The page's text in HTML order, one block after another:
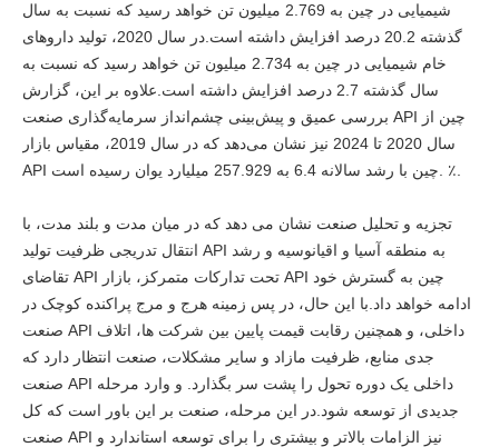
شیمیایی در چین به 2.769 میلیون تن خواهد رسید که نسبت به سال
گذشته 20.2 درصد افزایش داشته است.در سال 2020، تولید داروهای
خام شیمیایی در چین به 2.734 میلیون تن خواهد رسید که نسبت به
سال گذشته 2.7 درصد افزایش داشته است.علاوه بر این، گزارش
بررسی عمیق و پیش‌بینی چشم‌انداز سرمایه‌گذاری صنعت API چین از
سال 2020 تا 2024 نیز نشان می‌دهد که در سال 2019، مقیاس بازار
API چین با رشد سالانه 6.4 به 257.929 میلیارد یوان رسیده است. ٪.
تجزیه و تحلیل صنعت نشان می دهد که در میان مدت و بلند مدت، با
انتقال تدریجی ظرفیت تولید API به منطقه آسیا و اقیانوسیه و رشد
تقاضای API تحت تدارکات متمرکز، بازار API چین به گسترش خود
ادامه خواهد داد.با این حال، در پس زمینه هرج و مرج پراکنده کوچک در
صنعت API داخلی، و همچنین رقابت قیمت پایین بین شرکت ها، اتلاف
جدی منابع، ظرفیت مازاد و سایر مشکلات، صنعت انتظار دارد که
صنعت API داخلی یک دوره تحول را پشت سر بگذارد. و وارد مرحله
جدیدی از توسعه شود.در این مرحله، صنعت بر این باور است که کل
صنعت API نیز الزامات بالاتر و بیشتری را برای توسعه استاندارد و